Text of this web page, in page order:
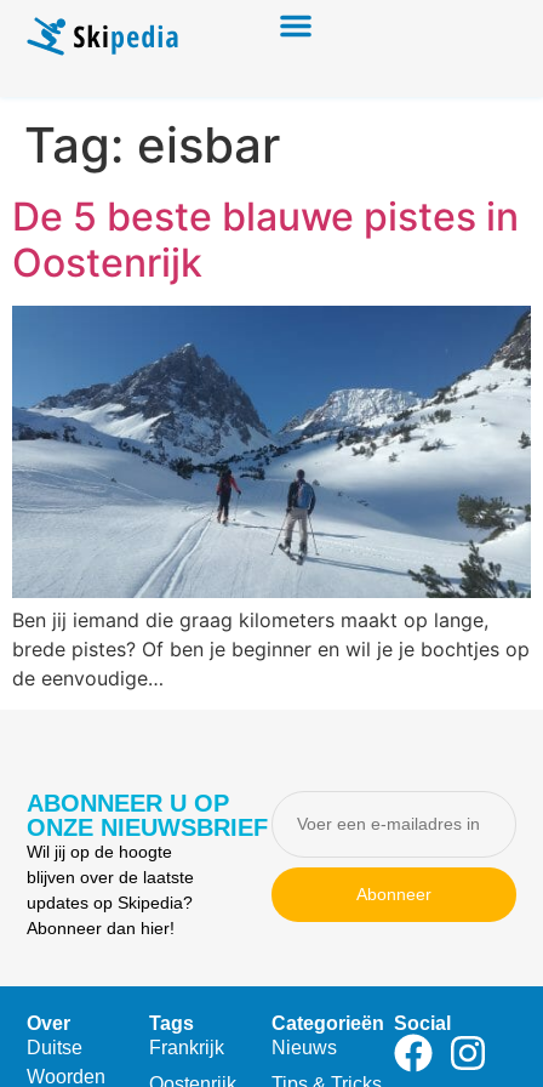
Tag: eisbar
De 5 beste blauwe pistes in
Oostenrijk
Ben jij iemand die graag kilometers maakt op lange,
brede pistes? Of ben je beginner en wil je je bochtjes op
de eenvoudige…
ABONNEER U OP
ONZE NIEUWSBRIEF
Wil jij op de hoogte
blijven over de laatste
updates op Skipedia?
Abonneer dan hier!
Abonneer
Over
Duitse
Woorden
Tags
Frankrijk
Categorieën
Nieuws
Social